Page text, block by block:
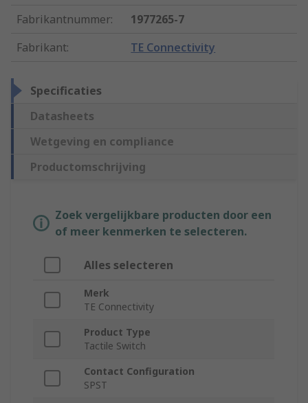
Fabrikantnummer:
1977265-7
Fabrikant: TE Connectivity
Specificaties
Datasheets
Wetgeving en compliance
Productomschrijving
Zoek vergelijkbare producten door een
of meer kenmerken te selecteren.
Alles selecteren
Merk
TE Connectivity
Product Type
Tactile Switch
Contact Configuration
SPST